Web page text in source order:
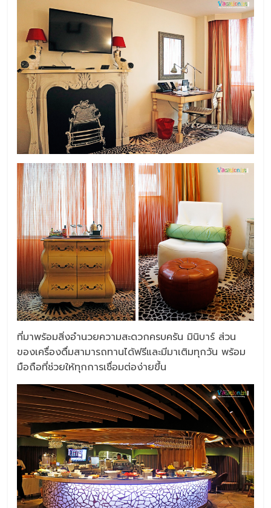
ที่มาพร้อมสิ่งอำนวยความสะดวกครบครัน มินิบาร์ ส่วน
ของเครื่องดื่มสามารถทานได้ฟรีและมีมาเติมทุกวัน พร้อม
มือถือที่ช่วยให้ทุกการเชื่อมต่อง่ายขึ้น